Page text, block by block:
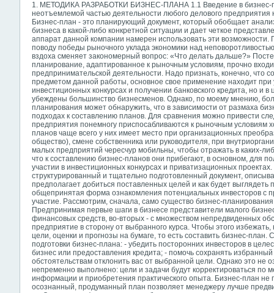
1. МЕТОДИКА РАЗРАБОТКИ БИЗНЕС-ПЛАНА 1.1 Введение в бизнес-
неотъемлемой частью деятельности любого делового предприятия
Бизнес-план - это планирующий документ, который обобщает
бизнеса в какой-либо конкретной ситуации и дает четкое
аппарат данной компании намерен использовать эти
поводу победы рыночного уклада экономики над
вздоха сменяет закономерный вопрос: «Что делать дальше?»
планирование, адаптированное к рыночным условиям, прочно
предпринимательской деятельности. Надо признать, конечно, что
предметом данной работы, основное свое применение находит при
инвестиционных конкурсах и получении банковского кредита, но и
убеждены большинство бизнесменов. Однако, по моему мнению,
планирования может обнаружить, что в зависимости от размаха
подходах к составлению планов. Для сравнения можно привести
предприятия понемногу приспосабливаются к рыночным условиям
планов чаще всего у них имеет место при организационных
общество), смене собственника или руководителя, при
малых предприятий чересчур мобильны, чтобы отражать в каких-
что к составлению бизнес-планов они прибегают, в основном, для
участии в инвестиционных конкурсах и приватизационных
структурированный и тщательно подготовленный документ,
предполагает добиться поставленных целей и как будет выглядеть
общепринятая форма ознакомления потенциальных инвесторов с
участие. Рассмотрим, сначала, само существо бизнес-
Предпринимая первые шаги в бизнесе представители малого
финансовых средств, во-вторых - с множеством непредвиденных
предприятие в сторону от выбранного курса. Чтобы этого
цели, оценки и прогнозы на бумаге, то есть составить бизнес-
подготовки бизнес-плана: - убедить посторонних инвесторов в
бизнес или предоставления кредита; - помочь сохранять
обстоятельствам отклонить вас от выбранной цели. Однако это не
непременно выполнено: цели и задачи будут корректироваться по
информации и приобретения практического опыта. Бизнес-план не
осознанный, продуманный план позволяет менеджеру лучше